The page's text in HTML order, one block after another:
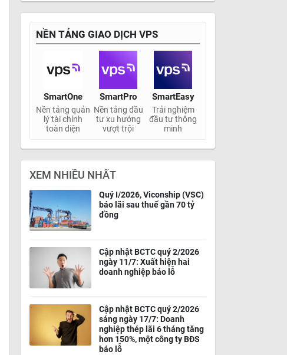
NỀN TẢNG GIAO DỊCH VPS
SmartOne SmartPro SmartEasy
Nền tảng quản
lý tài chính
toàn diện
Nền tảng đầu
tư xu hướng
vượt trội
Trải nghiệm
đầu tư thông
minh
XEM NHIỀU NHẤT
Quý I/2026, Viconship (VSC)
báo lãi sau thuế gần 70 tỷ
đồng
Cập nhật BCTC quý 2/2026
ngày 11/7: Xuất hiện hai
doanh nghiệp báo lỗ
Cập nhật BCTC quý 2/2026
sáng ngày 17/7: Doanh
nghiệp thép lãi 6 tháng tăng
hơn 150%, một công ty BĐS
báo lỗ